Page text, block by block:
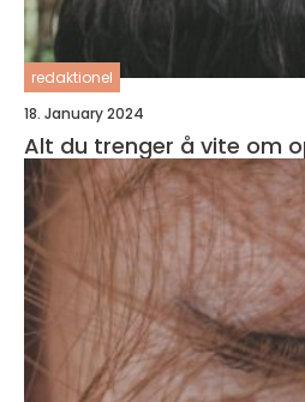
redaktionel
18. January 2024
Alt du trenger å vite om